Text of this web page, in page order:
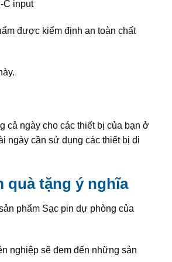
C input
được kiểm định an toàn chất
cả ngày cho các thiết bị của bạn ở
ngày cần sử dụng các thiết bị di
quà tặng ý nghĩa
phẩm Sạc pin dự phòng của
nghiệp sẽ đem đến những sản